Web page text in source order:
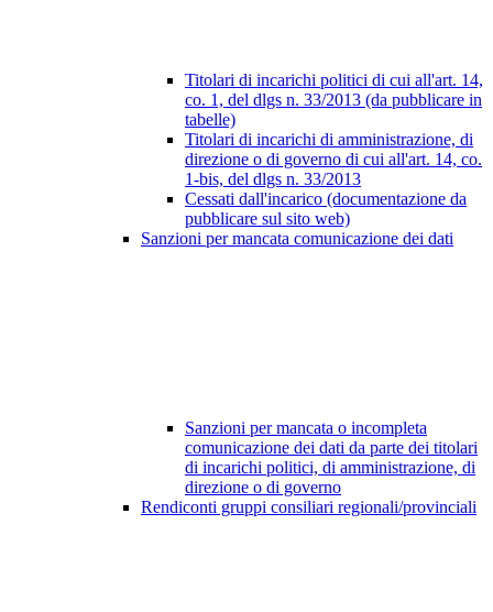
Titolari di incarichi politici di cui all'art. 14,
co. 1, del dlgs n. 33/2013 (da pubblicare in
tabelle)
Titolari di incarichi di amministrazione, di
direzione o di governo di cui all'art. 14, co.
1-bis, del dlgs n. 33/2013
Cessati dall'incarico (documentazione da
pubblicare sul sito web)
Sanzioni per mancata comunicazione dei dati
Sanzioni per mancata o incompleta
comunicazione dei dati da parte dei titolari
di incarichi politici, di amministrazione, di
direzione o di governo
Rendiconti gruppi consiliari regionali/provinciali